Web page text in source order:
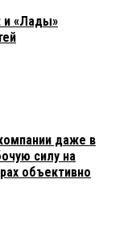
и «Лады»
даже в
силу на
объективно